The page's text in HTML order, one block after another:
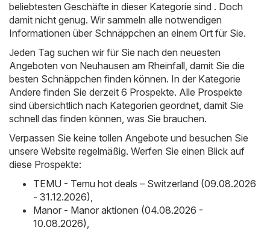
beliebtesten Geschäfte in dieser Kategorie sind . Doch
damit nicht genug. Wir sammeln alle notwendigen
Informationen über Schnäppchen an einem Ort für Sie.
Jeden Tag suchen wir für Sie nach den neuesten
Angeboten von Neuhausen am Rheinfall, damit Sie die
besten Schnäppchen finden können. In der Kategorie
Andere finden Sie derzeit 6 Prospekte. Alle Prospekte
sind übersichtlich nach Kategorien geordnet, damit Sie
schnell das finden können, was Sie brauchen.
Verpassen Sie keine tollen Angebote und besuchen Sie
unsere Website regelmäßig. Werfen Sie einen Blick auf
diese Prospekte:
TEMU - Temu hot deals – Switzerland (09.08.2026
- 31.12.2026),
Manor - Manor aktionen (04.08.2026 -
10.08.2026),